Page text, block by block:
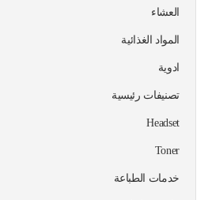
العشاء
المواد الغذائية
ادوية
تصنيفات رئيسية
Headset
Toner
خدمات الطباعة